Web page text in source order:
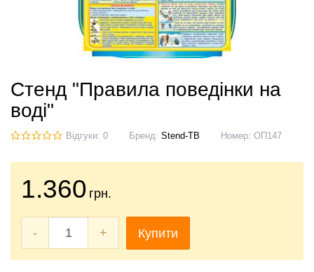
Стенд "Правила поведінки на
воді"
Відгуки: 0 Бренд: Stend-TB Номер: ОП147
1.360 грн.
- + Купити